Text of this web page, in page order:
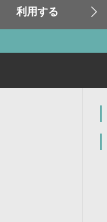
利用する